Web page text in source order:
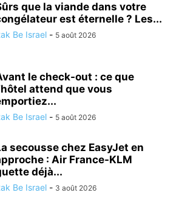
que la viande dans votre
est éternelle ? Les...
Be Israel - 5 août 2026
le check-out : ce que
attend que vous
Be Israel - 5 août 2026
secousse chez EasyJet en
: Air France-KLM
déjà...
Be Israel - 3 août 2026